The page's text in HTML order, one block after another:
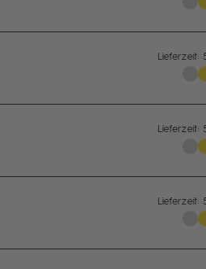
Alu-
Lieferzeit:
Lieferzeit:
Lieferzeit: